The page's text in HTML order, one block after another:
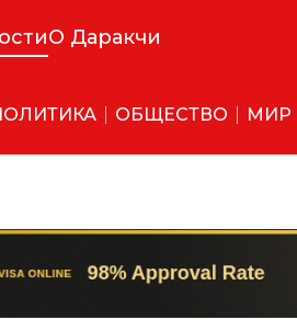
О Даракчи
ОБЩЕСТВО МИР